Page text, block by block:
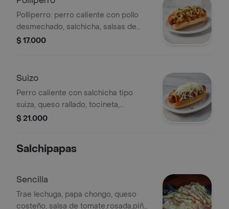
Polliperro: perro caliente con pollo
desmechado, salchicha, salsas de
tomate y mayonesa, y queso rallado.
$ 17.000
Suizo
Perro caliente con salchicha tipo
suiza, queso rallado, tocineta,
pimientos, mayonesa, mostaza y salsa
$ 21.000
Salchipapas
Sencilla
Trae lechuga, papa chongo, queso
costeño, salsa de tomate,rosada,piña